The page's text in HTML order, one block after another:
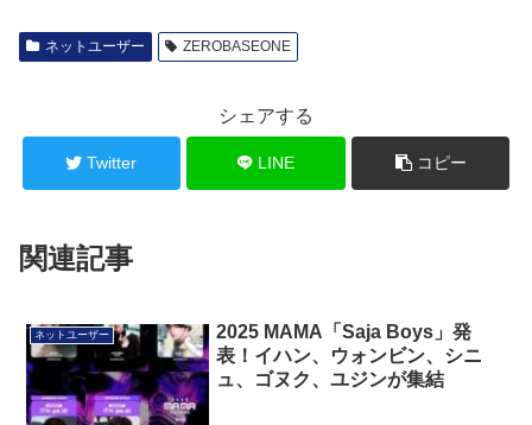
ネットユーザー ZEROBASEONE
シェアする
Twitter LINE コピー
関連記事
ネットユーザー
2025 MAMA「Saja Boys」発
表！イハン、ウォンビン、シニ
ュ、ゴヌク、ユジンが集結